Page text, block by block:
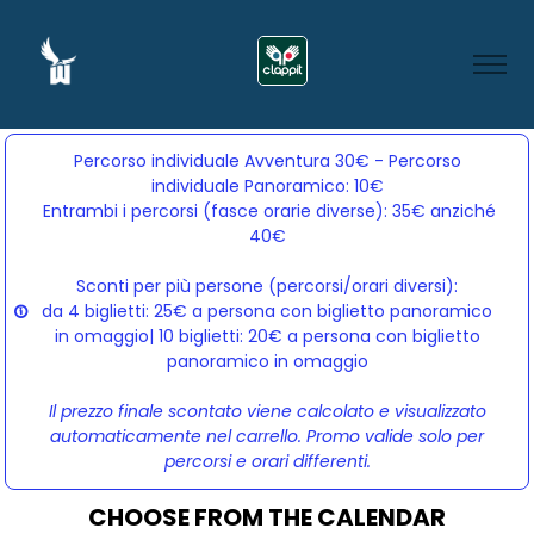
Percorso individuale Avventura 30€ - Percorso
individuale Panoramico: 10€
Entrambi i percorsi (fasce orarie diverse): 35€ anziché
40€
Sconti per più persone (percorsi/orari diversi):
da 4 biglietti: 25€ a persona con biglietto panoramico
in omaggio| 10 biglietti: 20€ a persona con biglietto
panoramico in omaggio
Il prezzo finale scontato viene calcolato e visualizzato
automaticamente nel carrello. Promo valide solo per
percorsi e orari differenti.
CHOOSE FROM THE CALENDAR